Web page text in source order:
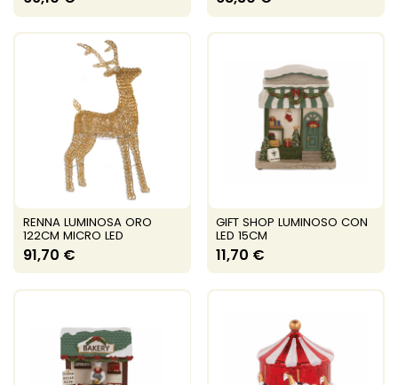
RENNA LUMINOSA ORO
122CM MICRO LED
91,70 €
GIFT SHOP LUMINOSO CON
LED 15CM
11,70 €